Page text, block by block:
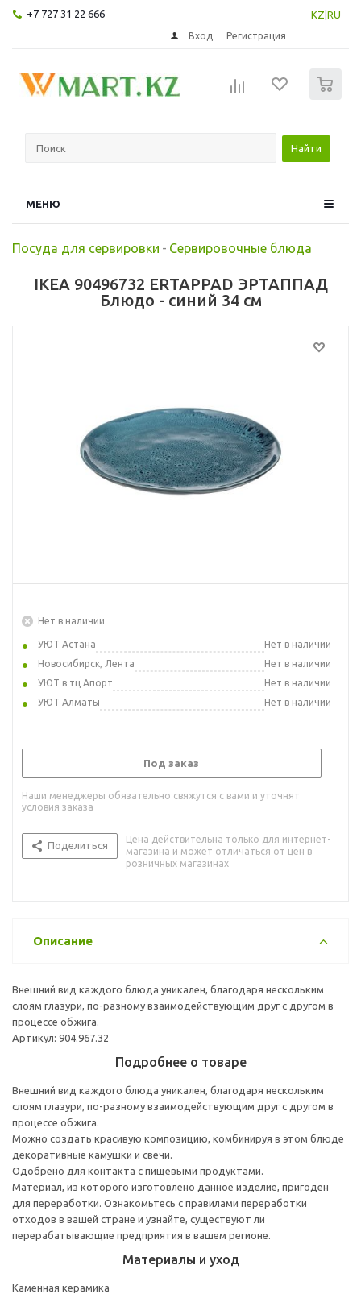
+7 727 31 22 666 KZ RU
Вход Регистрация
Найти
МЕНЮ
Посуда для сервировки - Сервировочные блюда
IKEA 90496732 ERTAPPAD ЭРТАППАД
Блюдо - синий 34 см
Нет в наличии
УЮТ Астана
Нет в наличии
Новосибирск, Лента
Нет в наличии
УЮТ в тц Апорт
Нет в наличии
УЮТ Алматы
Нет в наличии
Под заказ
Наши менеджеры обязательно свяжутся с вами и уточнят
условия заказа
Поделиться
Цена действительна только для интернет-
магазина и может отличаться от цен в
розничных магазинах
Описание
Внешний вид каждого блюда уникален, благодаря нескольким
слоям глазури, по-разному взаимодействующим друг с другом в
процессе обжига.
Артикул: 904.967.32
Подробнее о товаре
Внешний вид каждого блюда уникален, благодаря нескольким
слоям глазури, по-разному взаимодействующим друг с другом в
процессе обжига.
Можно создать красивую композицию, комбинируя в этом блюде
декоративные камушки и свечи.
Одобрено для контакта с пищевыми продуктами.
Материал, из которого изготовлено данное изделие, пригоден
для переработки. Ознакомьтесь с правилами переработки
отходов в вашей стране и узнайте, существуют ли
перерабатывающие предприятия в вашем регионе.
Материалы и уход
Каменная керамика